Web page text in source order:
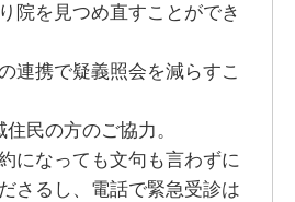
院を見つめ直すことができ
連携で疑義照会を減らすこ
民の方のご協力。
になっても文句も言わずに
さるし、電話で緊急受診は